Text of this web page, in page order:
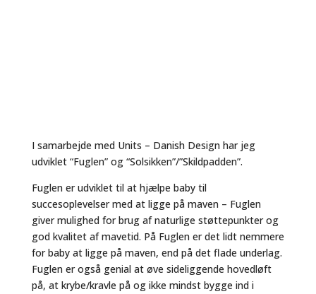
I samarbejde med Units – Danish Design har jeg
udviklet “Fuglen” og “Solsikken”/”Skildpadden”.
Fuglen er udviklet til at hjælpe baby til
succesoplevelser med at ligge på maven – Fuglen
giver mulighed for brug af naturlige støttepunkter og
god kvalitet af mavetid. På Fuglen er det lidt nemmere
for baby at ligge på maven, end på det flade underlag.
Fuglen er også genial at øve sideliggende hovedløft
på, at krybe/kravle på og ikke mindst bygge ind i